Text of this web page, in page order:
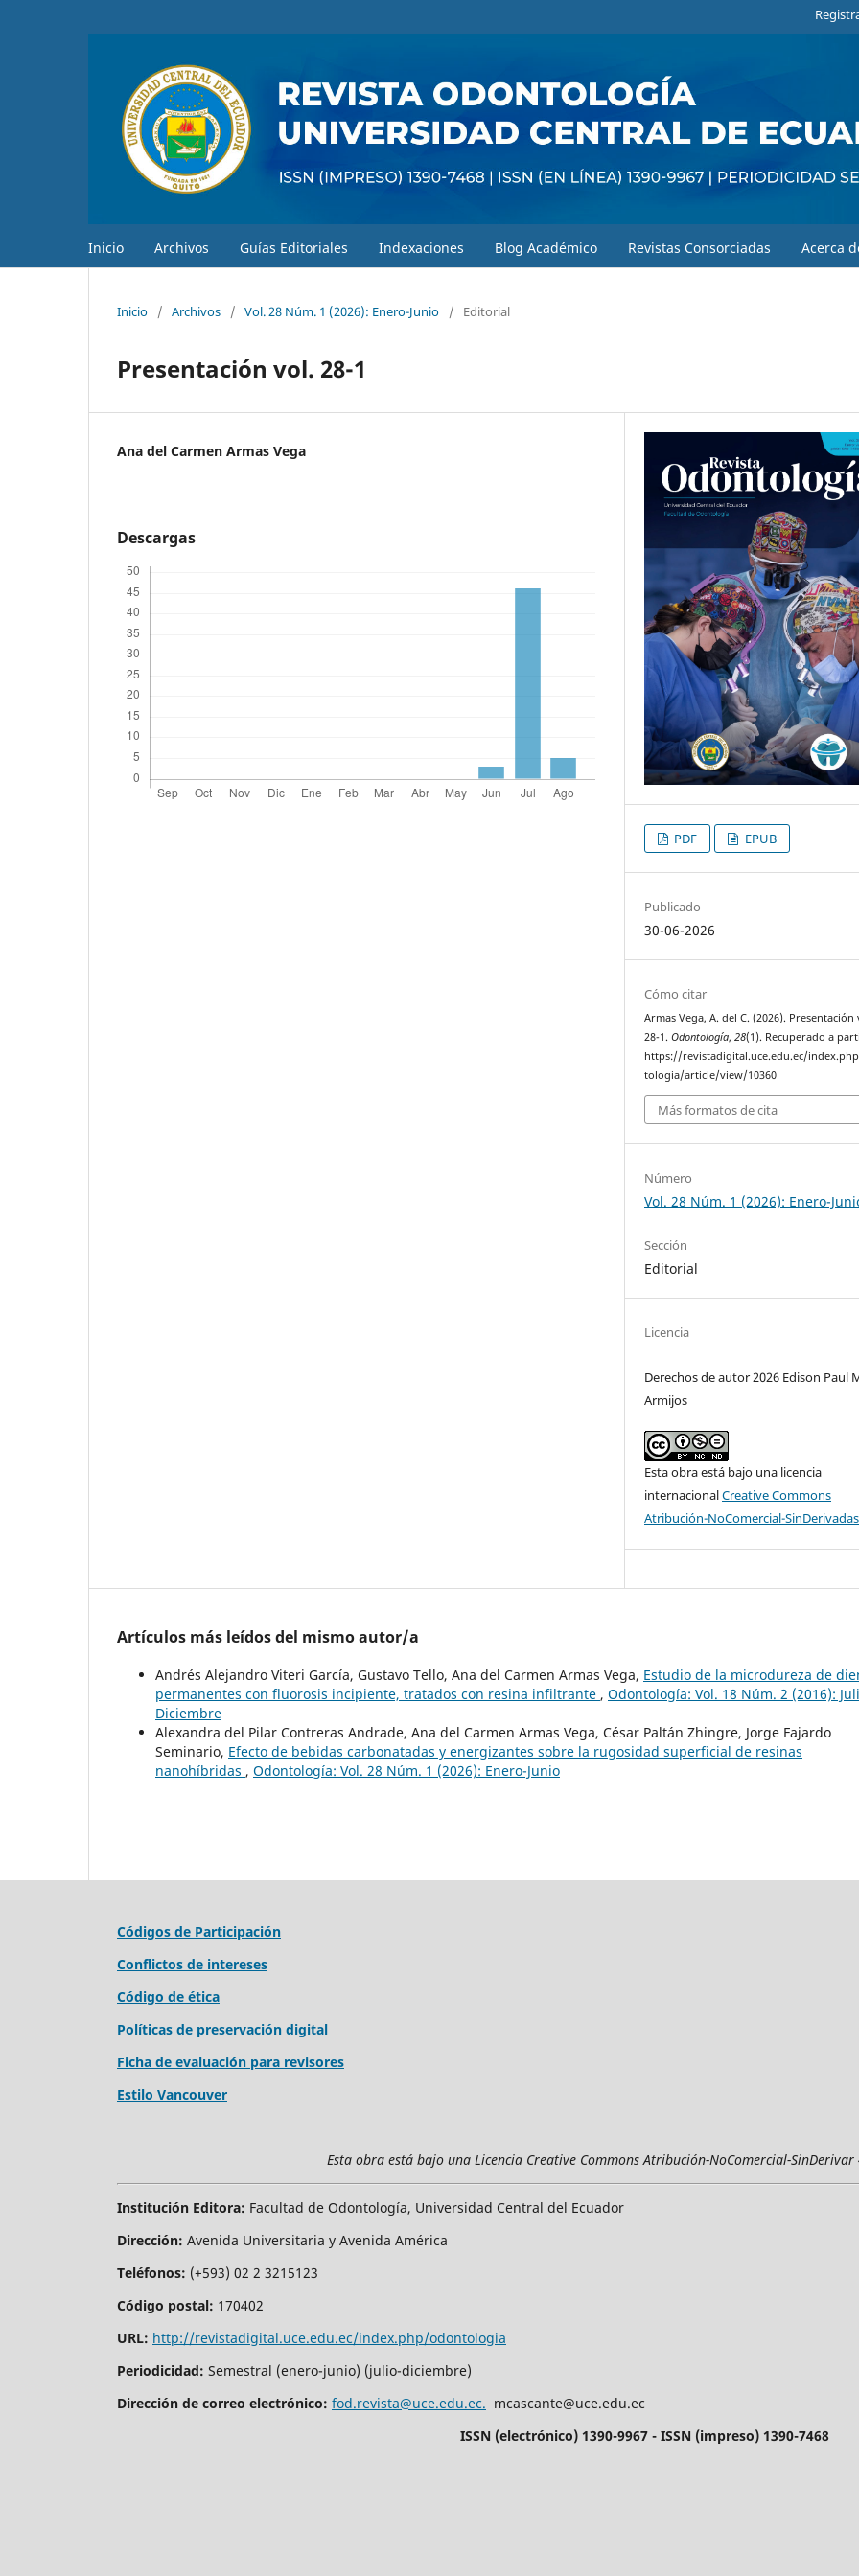
Inicio Archivos Guías Editoriales Indexaciones Blog Académico Revistas Consorciadas Acerca
Inicio / Archivos / Vol. 28 Núm. 1 (2026): Enero-Junio / Editorial
Presentación vol. 28-1
Ana del Carmen Armas Vega
Descargas
PDF EPUB
Publicado
30-06-2026
Cómo citar
Armas Vega, A. del C. (2026). Presentación
28-1.Odontología,28(1). Recuperado a
https://revistadigital.uce.edu.ec/
tologia/article/view/10360
Más formatos de cita
Número
Vol. 28 Núm. 1 (2026): Enero-
Sección
Editorial
Licencia
Derechos de autor 2026 Edison Paul
Armijos
Esta obra está bajo una licencia
internacionalCreative Commons
Atribución-NoComercial-
Artículos más leídos del mismo autor/a
Andrés Alejandro Viteri García, Gustavo Tello, Ana del Carmen Armas Vega, Estudio de la microdureza de
permanentes con fluorosis incipiente, tratados con resina infiltrante , Odontología: Vol. 18 Núm. 2 (2016):
Diciembre
Alexandra del Pilar Contreras Andrade, Ana del Carmen Armas Vega, César Paltán Zhingre, Jorge Fajardo
Seminario, Efecto de bebidas carbonatadas y energizantes sobre la rugosidad superficial de resinas
nanohíbridas , Odontología: Vol. 28 Núm. 1 (2026): Enero-Junio
Códigos de Participación
Conflictos de intereses
Código de ética
Políticas de preservación digital
Ficha de evaluación para revisores
Estilo Vancouver
Esta obra está bajo una Licencia Creative Commons Atribución-NoComercial-
Institución Editora: Facultad de Odontología, Universidad Central del Ecuador
Dirección: Avenida Universitaria y Avenida América
Teléfonos: (+593) 02 2 3215123
Código postal: 170402
URL: http://revistadigital.uce.edu.ec/index.php/odontologia
Periodicidad: Semestral (enero-junio) (julio-diciembre)
Dirección de correo electrónico: fod.revista@uce.edu.ec. mcascante@uce.edu.ec
ISSN (electrónico) 1390-9967 - ISSN (impreso) 1390-7468